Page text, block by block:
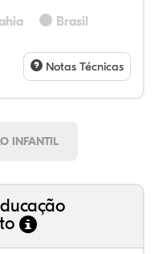
Brasil
Notas Técnicas
INFANTIL